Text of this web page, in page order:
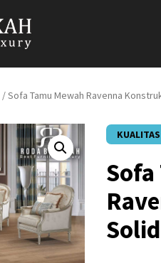
/ Sofa Tamu Mewah Ravenna